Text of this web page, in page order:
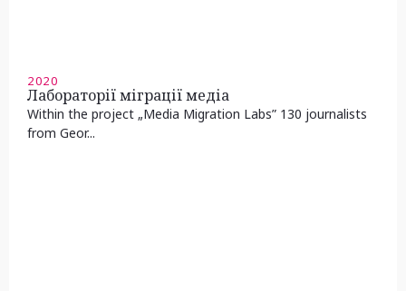
2020
Лабораторії міграції медіа
Within the project „Media Migration Labs” 130 journalists
from Geor...